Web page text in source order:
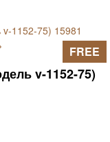
v-1152-75)
FREE